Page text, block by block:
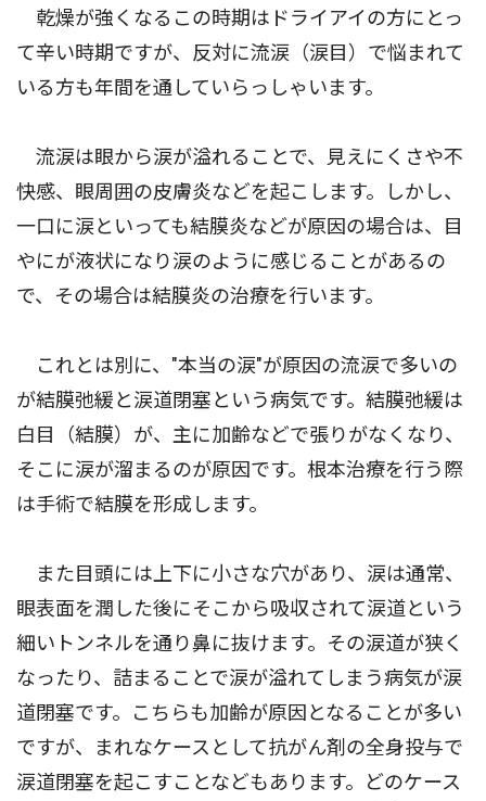
乾燥が強くなるこの時期はドライアイの方にとっ
て辛い時期ですが、反対に流涙（涙目）で悩まれて
いる方も年間を通していらっしゃいます。
流涙は眼から涙が溢れることで、見えにくさや不
快感、眼周囲の皮膚炎などを起こします。しかし、
一口に涙といっても結膜炎などが原因の場合は、目
やにが液状になり涙のように感じることがあるの
で、その場合は結膜炎の治療を行います。
これとは別に、"本当の涙"が原因の流涙で多いの
が結膜弛緩と涙道閉塞という病気です。結膜弛緩は
白目（結膜）が、主に加齢などで張りがなくなり、
そこに涙が溜まるのが原因です。根本治療を行う際
は手術で結膜を形成します。
また目頭には上下に小さな穴があり、涙は通常、
眼表面を潤した後にそこから吸収されて涙道という
細いトンネルを通り鼻に抜けます。その涙道が狭く
なったり、詰まることで涙が溢れてしまう病気が涙
道閉塞です。こちらも加齢が原因となることが多い
ですが、まれなケースとして抗がん剤の全身投与で
涙道閉塞を起こすことなどもあります。どのケース